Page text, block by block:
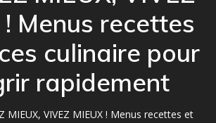
! Menus recettes
culinaire pour
rapidement
VIVEZ MIEUX ! Menus recettes et